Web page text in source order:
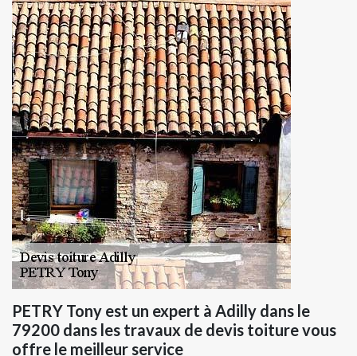
PETRY Tony est un expert à Adilly dans le
79200 dans les travaux de devis toiture vous
offre le meilleur service